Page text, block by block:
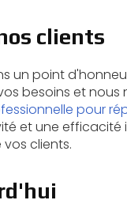
clients
un point
besoins et
pour
et une efficacité
clients.